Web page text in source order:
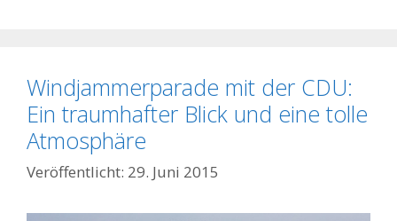
Windjammerparade mit der CDU:
Ein traumhafter Blick und eine tolle
Atmosphäre
29. Juni 2015